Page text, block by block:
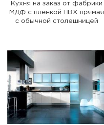
Кухня на заказ от фабрики
МДФ с пленкой ПВХ прямая
с обычной столешницей